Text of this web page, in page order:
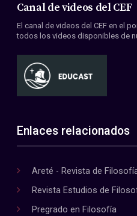
Canal de videos del CEF
El canal de videos del CEF en el
todos los videos disponibles de
Enlaces relacionados
Areté - Revista de
Revista Estudios de
Pregrado en Filosofía